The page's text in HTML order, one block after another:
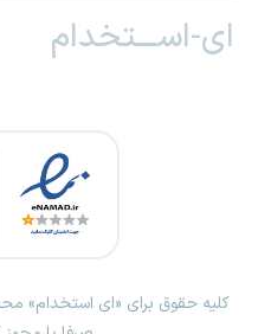
ای-اســـتخدام
کلیه حقوق برای «ای استخدام»